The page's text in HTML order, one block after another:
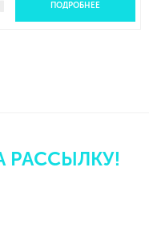
ПОДРОБНЕЕ